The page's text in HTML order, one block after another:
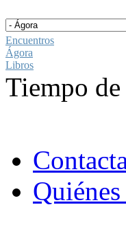
Encuentros
Ágora
Libros
Tiempo